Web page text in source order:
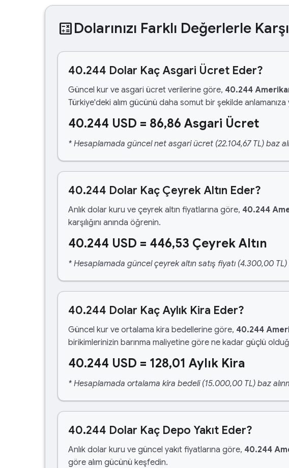
calculateDolarınızı Farklı Değerlerle
40.244 Dolar Kaç Asgari Ücret Eder?
Güncel kur ve asgari ücret verilerine göre, 40.244
Türkiye'deki alım gücünü daha somut bir şekilde anlamanıza
40.244 USD = 86,86 Asgari Ücret
* Hesaplamada güncel net asgari ücret (22.104,67 TL) baz
40.244 Dolar Kaç Çeyrek Altın Eder?
Anlık dolar kuru ve çeyrek altın fiyatlarına göre, 40.244
karşılığını anında öğrenin.
40.244 USD = 446,53 Çeyrek Altın
* Hesaplamada güncel çeyrek altın satış fiyatı (4.300,00 TL)
40.244 Dolar Kaç Aylık Kira Eder?
Güncel kur ve ortalama kira bedellerine göre, 40.244
birikimlerinizin barınma maliyetine göre ne kadar güçlü
40.244 USD = 128,01 Aylık Kira
* Hesaplamada ortalama kira bedeli (15.000,00 TL) baz
40.244 Dolar Kaç Depo Yakıt Eder?
Anlık dolar kuru ve güncel yakıt fiyatlarına göre, 40.244
göre alım gücünü keşfedin.